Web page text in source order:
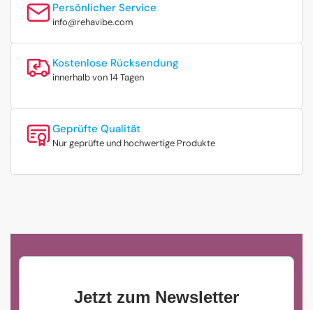
Persönlicher Service
info@rehavibe.com
Kostenlose Rücksendung
innerhalb von 14 Tagen
Geprüfte Qualität
Nur geprüfte und hochwertige Produkte
Jetzt zum Newsletter